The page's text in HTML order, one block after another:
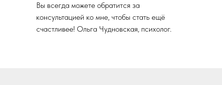
Вы всегда можете обратится за
консультацией ко мне, чтобы стать ещё
счастливее! Ольга Чудновская, психолог.